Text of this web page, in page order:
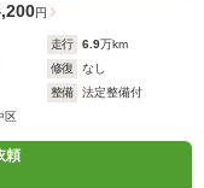
円
走行 6.9万km
修復
なし
整備
法定整備付
区
頼